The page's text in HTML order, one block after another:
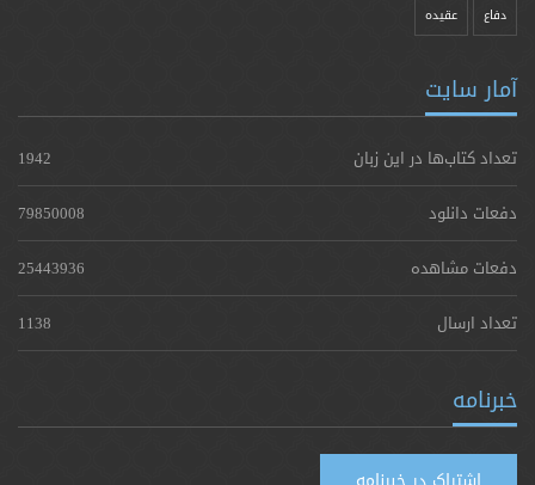
دفاع عقیده
آمار سایت
تعداد کتاب‌ها در این زبان
1942
دفعات دانلود
79850008
دفعات مشاهده
25443936
تعداد ارسال
1138
خبرنامه